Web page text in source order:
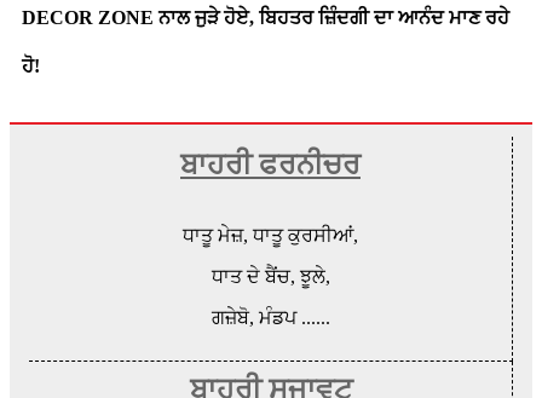
DECOR ZONE ਨਾਲ ਜੁੜੇ ਹੋਏ, ਬਿਹਤਰ ਜ਼ਿੰਦਗੀ ਦਾ ਆਨੰਦ ਮਾਣ ਰਹੇ
ਹੋ!
ਬਾਹਰੀ ਫਰਨੀਚਰ
ਧਾਤੂ ਮੇਜ਼, ਧਾਤੂ ਕੁਰਸੀਆਂ,
ਧਾਤ ਦੇ ਬੈਂਚ, ਝੂਲੇ,
ਗਜ਼ੇਬੋ, ਮੰਡਪ ......
ਬਾਹਰੀ ਸਜਾਵਟ